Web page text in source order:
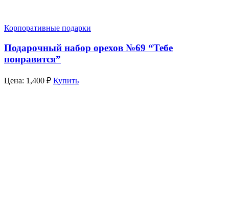
Корпоративные подарки
Подарочный набор орехов №69 “Тебе
понравится”
Цена: 1,400 ₽ Купить